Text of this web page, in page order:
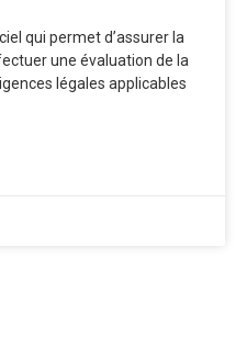
qui permet d’assurer la
une évaluation de la
légales applicables